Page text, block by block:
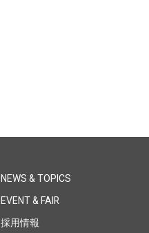
NEWS & TOPICS
EVENT & FAIR
採用情報